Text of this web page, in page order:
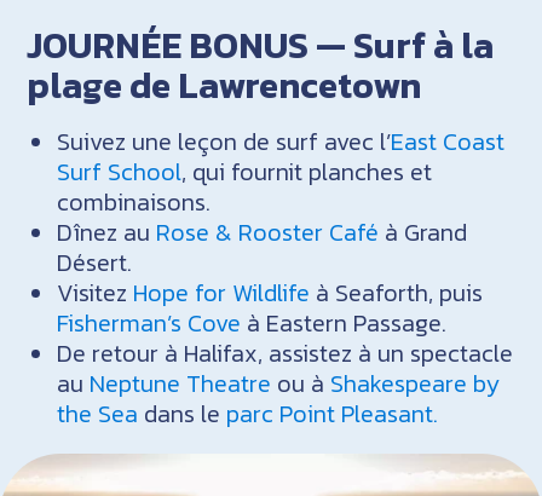
JOURNÉE BONUS — Surf à la
plage de Lawrencetown
Suivez une leçon de surf avec l’East Coast
Surf School, qui fournit planches et
combinaisons.
Dînez au Rose & Rooster Café à Grand
Désert.
Visitez Hope for Wildlife à Seaforth, puis
Fisherman’s Cove à Eastern Passage.
De retour à Halifax, assistez à un spectacle
au Neptune Theatre ou à Shakespeare by
the Sea dans le parc Point Pleasant.